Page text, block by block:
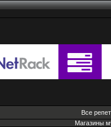
Все
Магазины